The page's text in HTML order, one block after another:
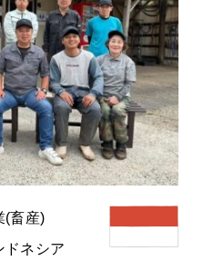
(畜産)
ドネシア